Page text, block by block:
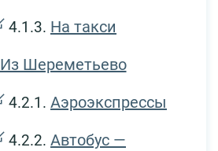
На такси
Из Шереметьево
Аэроэкспрессы
Автобус —